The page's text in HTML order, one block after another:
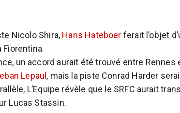
Nicolo Shira, Hans Hateboer ferait l’objet
Fiorentina.
un accord aurait été trouvé entre Rennes
Lepaul, mais la piste Conrad Harder
L’Equipe révèle que le SRFC aurait
Lucas Stassin.